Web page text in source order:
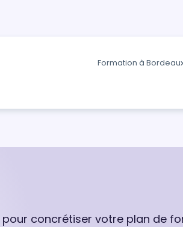
Formation à
concrétiser votre plan de